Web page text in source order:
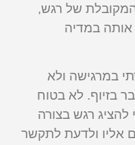
של רגש,
אותה במדיה
במרגישה ולא
בזיוף. לא בטוח
להציג רגש בצורה
אליו ולדעת לתקשר